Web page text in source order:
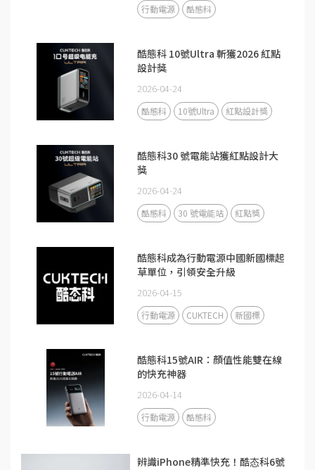
行動電源 酷態科
酷態科 10號Ultra 斬獲2026 紅點
設計獎
2026-04-24
酷態科 10號Ultra 紅點設計獎
酷態科30 號電能站獲紅點設計大
獎
2026-04-24
酷態科 30 號電能站 紅點獎
酷態科成為行動電源中國新國標起
草單位，引領安全升級
2026-04-15
行動電源 CUKTECH 新國標
酷態科15號AIR：顏值性能雙在線
的快充神器
2026-04-14
行動電源 酷態科
辨識iPhone精準快充！酷态科6號